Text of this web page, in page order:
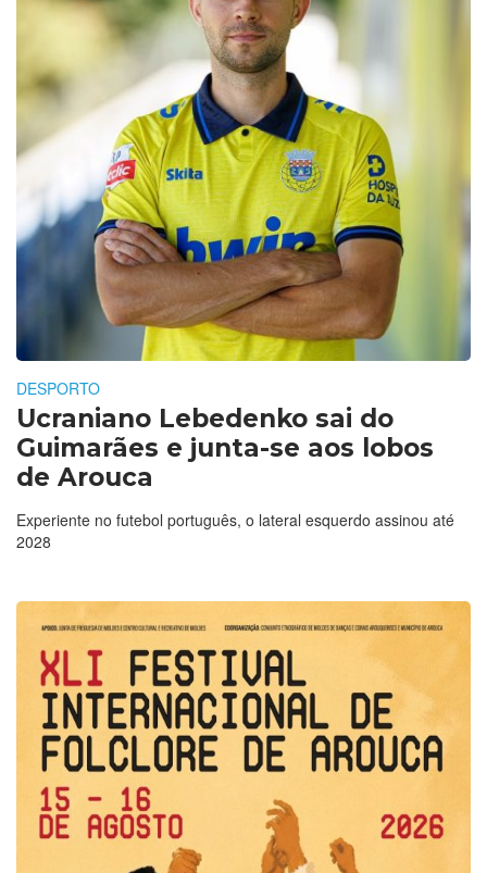
DESPORTO
Ucraniano Lebedenko sai do
Guimarães e junta-se aos lobos
de Arouca
Experiente no futebol português, o lateral esquerdo assinou até
2028